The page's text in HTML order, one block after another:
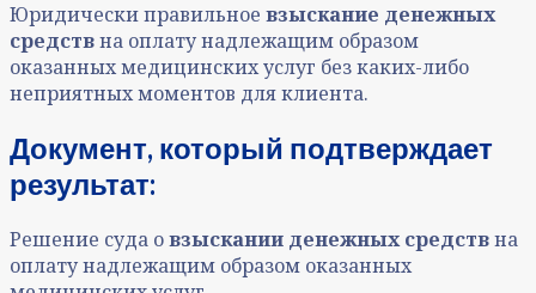
Юридически правильное взыскание денежных
средствна оплату надлежащим образом
оказанных медицинских услуг без каких-либо
неприятных моментов для клиента.
Документ, который подтверждает
результат:
Решение суда овзыскании денежных средствна
оплату надлежащим образом оказанных